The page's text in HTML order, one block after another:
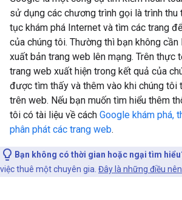
sử dụng các chương trình gọi là trình
tục khám phá Internet và tìm các trang
của chúng tôi. Thường thì bạn không
xuất bản trang web lên mạng. Trên thực
trang web xuất hiện trong kết quả của
được tìm thấy và thêm vào khi chúng tôi
trên web. Nếu bạn muốn tìm hiểu thêm
tôi có tài liệu về cách Google khám phá,
phân phát các trang web.
Bạn không có thời gian hoặc ngại tìm
việc thuê một chuyên gia. Đây là những điều